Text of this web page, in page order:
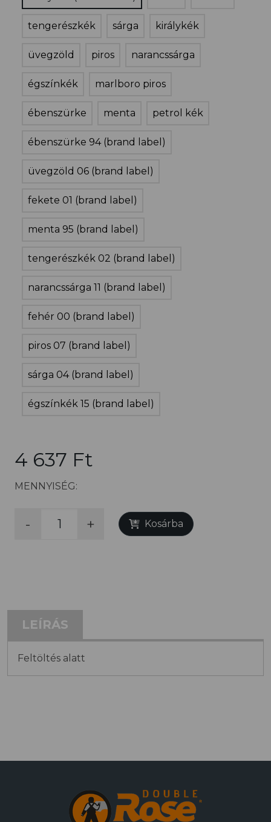
tengerészkék sárga királykék
üvegzöld piros narancssárga
égszínkék marlboro piros
ébenszürke menta petrol kék
ébenszürke 94 (brand label)
üvegzöld 06 (brand label)
fekete 01 (brand label)
menta 95 (brand label)
tengerészkék 02 (brand label)
narancssárga 11 (brand label)
fehér 00 (brand label)
piros 07 (brand label)
sárga 04 (brand label)
égszínkék 15 (brand label)
4 637 Ft
MENNYISÉG:
- + Kosárba
LEÍRÁS
Feltöltés alatt